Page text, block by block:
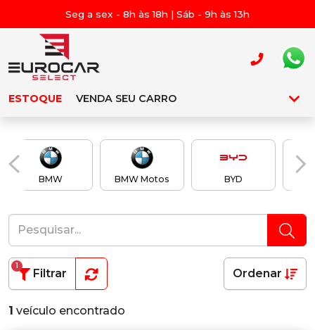
Seg a sex - 8h às 18h | Sáb - 9h às 13h
ESTOQUE VENDA SEU CARRO
BMW BMW Motos BYD
Filtrar
1
Ordenar
1 veículo encontrado